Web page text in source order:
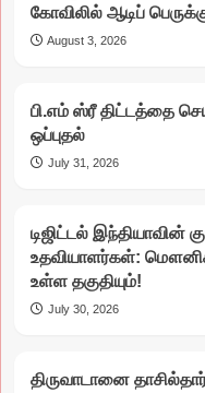
கோவிலில் ஆடிப் பெருக்கு
August 3, 2026
பி.எம் ஸ்ரீ திட்டத்தை
ஒப்புதல்
July 31, 2026
டிஜிட்டல் இந்தியாவின்
உதவியாளர்கள்:
உள்ள தகுதியும்!
July 30, 2026
திருவாடானை